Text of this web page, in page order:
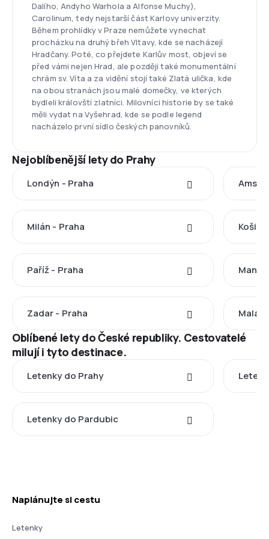
Dalího, Andyho Warhola a Alfonse Muchy),
Carolinum, tedy nejstarší část Karlovy univerzity.
Během prohlídky v Praze nemůžete vynechat
procházku na druhý břeh Vltavy, kde se nacházejí
Hradčany. Poté, co přejdete Karlův most, objeví se
před vámi nejen Hrad, ale později také monumentální
chrám sv. Víta a za vidění stojí také Zlatá ulička, kde
na obou stranách jsou malé domečky, ve kterých
bydleli královští zlatníci. Milovníci historie by se také
měli vydat na Vyšehrad, kde se podle legend
nacházelo první sídlo českých panovníků.
Nejoblíbenější lety do Prahy
Londýn - Praha
Milán - Praha
Paříž - Praha
Zadar - Praha
Oblíbené lety do České republiky. Cestovatelé
milují i tyto destinace.
Letenky do Prahy
Letenky do Pardubic
Naplánujte si cestu
Letenky